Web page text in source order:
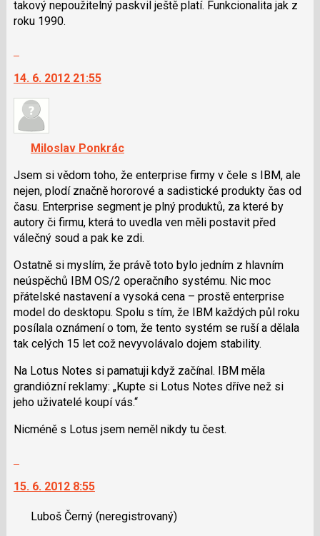
pro
předchozí
použít
i
pro
a
P
pro
předchozí
nový
názor
takový nepoužitelný paskvil ještě platí. Funkcionalita jak z
roku 1990.
další
nový
názor.
navigaci
lze
použít
i
klávesy
N
pro
a
P
pro
předchozí
nový
názor
14. 6. 2012 21:55
Miloslav Ponkrác
Jsem si vědom toho, že enterprise firmy v čele s IBM, ale
nejen, plodí značně hororové a sadistické produkty čas od
času. Enterprise segment je plný produktů, za které by
autory či firmu, která to uvedla ven měli postavit před
válečný soud a pak ke zdi.
Ostatně si myslím, že právě toto bylo jedním z hlavním
neúspěchů IBM OS/2 operačního systému. Nic moc
přátelské nastavení a vysoká cena – prostě enterprise
model do desktopu. Spolu s tím, že IBM každých půl roku
posílala oznámení o tom, že tento systém se ruší a dělala
tak celých 15 let což nevyvolávalo dojem stability.
Na Lotus Notes si pamatuji když začínal. IBM měla
grandiózní reklamy: „Kupte si Lotus Notes dříve než si
jeho uživatelé koupí vás.“
Nicméně s Lotus jsem neměl nikdy tu čest.
další
názor.
15. 6. 2012 8:55
Luboš Černý (neregistrovaný)